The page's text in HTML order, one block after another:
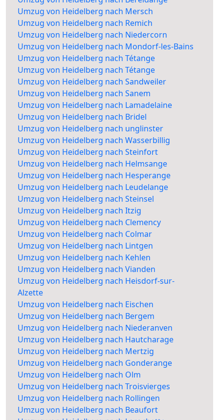
Umzug von Heidelberg nach Mersch
Umzug von Heidelberg nach Remich
Umzug von Heidelberg nach Niedercorn
Umzug von Heidelberg nach Mondorf-les-Bains
Umzug von Heidelberg nach Tétange
Umzug von Heidelberg nach Tétange
Umzug von Heidelberg nach Sandweiler
Umzug von Heidelberg nach Sanem
Umzug von Heidelberg nach Lamadelaine
Umzug von Heidelberg nach Bridel
Umzug von Heidelberg nach unglinster
Umzug von Heidelberg nach Wasserbillig
Umzug von Heidelberg nach Steinfort
Umzug von Heidelberg nach Helmsange
Umzug von Heidelberg nach Hesperange
Umzug von Heidelberg nach Leudelange
Umzug von Heidelberg nach Steinsel
Umzug von Heidelberg nach Itzig
Umzug von Heidelberg nach Clemency
Umzug von Heidelberg nach Colmar
Umzug von Heidelberg nach Lintgen
Umzug von Heidelberg nach Kehlen
Umzug von Heidelberg nach Vianden
Umzug von Heidelberg nach Heisdorf-sur-
Alzette
Umzug von Heidelberg nach Eischen
Umzug von Heidelberg nach Bergem
Umzug von Heidelberg nach Niederanven
Umzug von Heidelberg nach Hautcharage
Umzug von Heidelberg nach Mertzig
Umzug von Heidelberg nach Gonderange
Umzug von Heidelberg nach Olm
Umzug von Heidelberg nach Troisvierges
Umzug von Heidelberg nach Rollingen
Umzug von Heidelberg nach Beaufort